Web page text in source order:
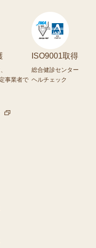
事業者で
ISO9001取得
総合健診センター
ヘルチェック